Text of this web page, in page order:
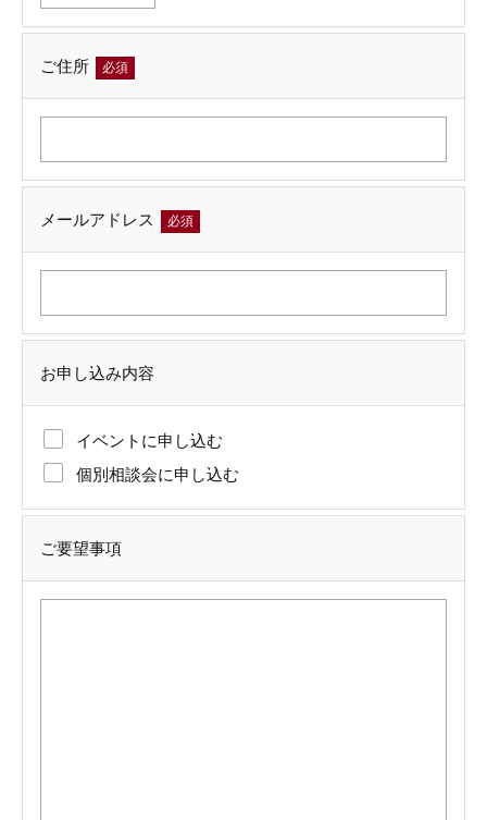
ご住所 必須
メールアドレス 必須
お申し込み内容
イベントに申し込む
個別相談会に申し込む
ご要望事項